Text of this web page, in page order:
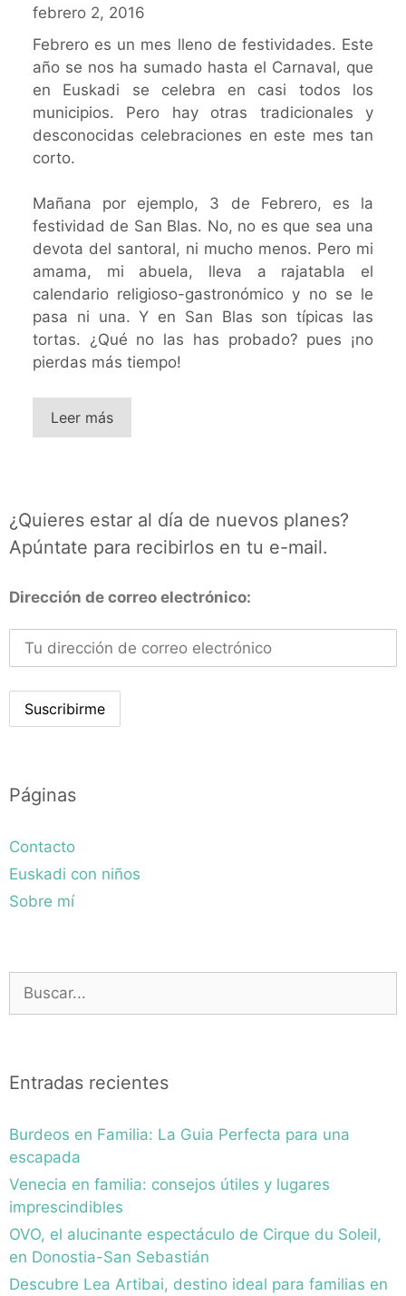
febrero 2, 2016
Febrero es un mes lleno de festividades. Este
año se nos ha sumado hasta el Carnaval, que
en Euskadi se celebra en casi todos los
municipios. Pero hay otras tradicionales y
desconocidas celebraciones en este mes tan
corto.
Mañana por ejemplo, 3 de Febrero, es la
festividad de San Blas. No, no es que sea una
devota del santoral, ni mucho menos. Pero mi
amama, mi abuela, lleva a rajatabla el
calendario religioso-gastronómico y no se le
pasa ni una. Y en San Blas son típicas las
tortas. ¿Qué no las has probado? pues ¡no
pierdas más tiempo!
Leer más
¿Quieres estar al día de nuevos planes?
Apúntate para recibirlos en tu e-mail.
Dirección de correo electrónico:
Páginas
Contacto
Euskadi con niños
Sobre mí
Entradas recientes
Burdeos en Familia: La Guia Perfecta para una
escapada
Venecia en familia: consejos útiles y lugares
imprescindibles
OVO, el alucinante espectáculo de Cirque du Soleil,
en Donostia-San Sebastián
Descubre Lea Artibai, destino ideal para familias en